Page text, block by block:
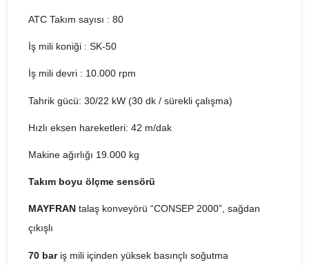
ATC Takım sayısı : 80
İş mili koniği : SK-50
İş mili devri : 10.000 rpm
Tahrik gücü: 30/22 kW (30 dk / sürekli çalışma)
Hızlı eksen hareketleri: 42 m/dak
Makine ağırlığı 19.000 kg
Takım boyu ölçme sensörü
MAYFRAN talaş konveyörü “CONSEP 2000”, sağdan
çıkışlı
70 bar iş mili içinden yüksek basınçlı soğutma